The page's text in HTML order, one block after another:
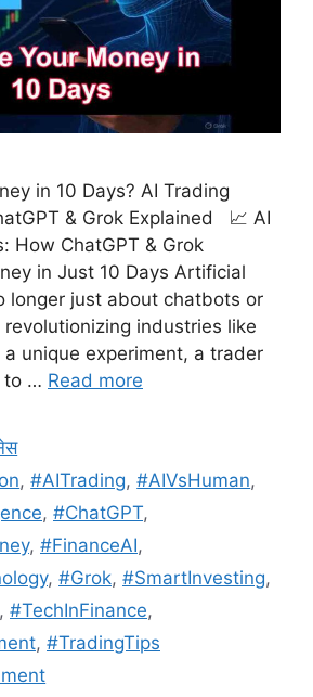
in 10 Days? AI Trading
& Grok Explained 📈 AI
How ChatGPT & Grok
in Just 10 Days Artificial
longer just about chatbots or
industries like
unique experiment, a trader
to … Read more
,#AITrading,#AIVsHuman,
, #ChatGPT,
, #FinanceAI,
, #Grok, #SmartInvesting,
, #TechInFinance,
, #TradingTips